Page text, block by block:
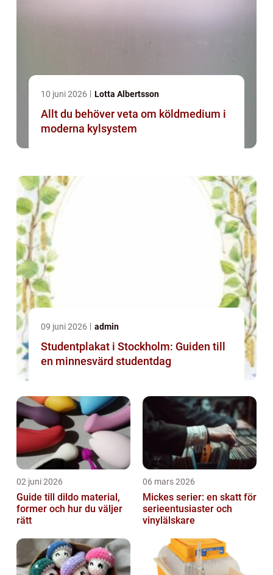
10 juni 2026 Lotta Albertsson
Allt du behöver veta om köldmedium i
moderna kylsystem
09 juni 2026 admin
Studentplakat i Stockholm: Guiden till
en minnesvärd studentdag
02 juni 2026
Guide till dildo material,
former och hur du väljer
rätt
06 mars 2026
Mickes serier: en skatt för
serieentusiaster och
vinylälskare